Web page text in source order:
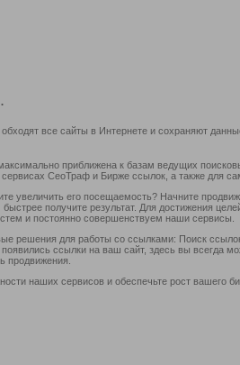
все сайты в Интернете и сохраняют
приближена к базам ведущих
СеоТраф и Бирже ссылок, а также для
увеличить его посещаемость? Начните
быстрее получите результат. Для достижения
и постоянно совершенствуем наши сервисы.
решения для работы со ссылками: Поиск
ссылки на ваш сайт, здесь вы всегда
продвижения.
наших сервисов и обеспечьте рост вашего